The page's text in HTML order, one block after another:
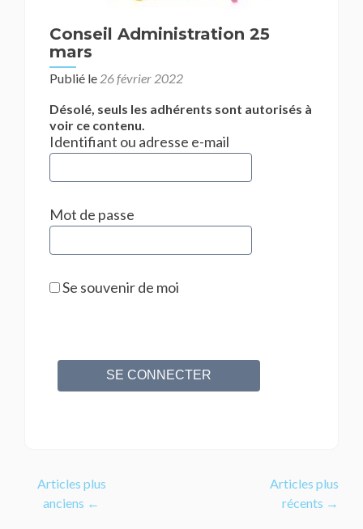
Conseil Administration 25
mars
Publié le 26 février 2022
Désolé, seuls les adhérents sont autorisés à
voir ce contenu.
Identifiant ou adresse e-mail
Mot de passe
Se souvenir de moi
Articles plus
anciens ←
Articles plus
récents →